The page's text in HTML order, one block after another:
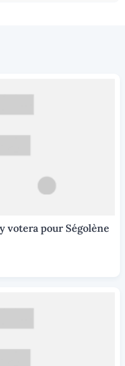
votera pour Ségolène